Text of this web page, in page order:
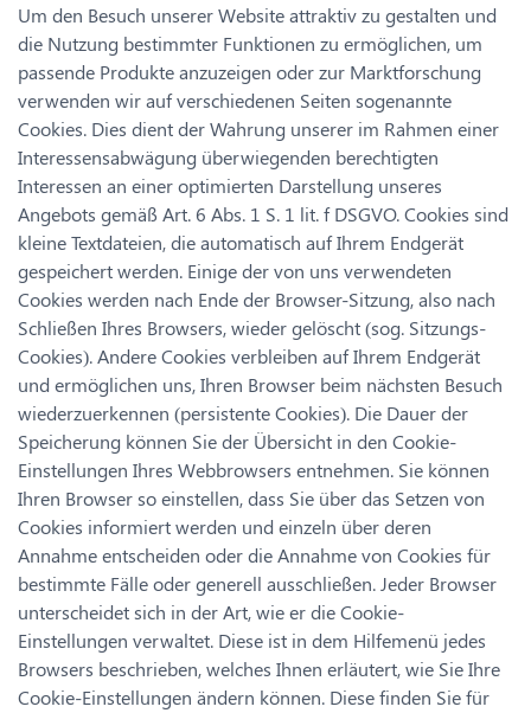
Um den Besuch unserer Website attraktiv zu gestalten und
die Nutzung bestimmter Funktionen zu ermöglichen, um
passende Produkte anzuzeigen oder zur Marktforschung
verwenden wir auf verschiedenen Seiten sogenannte
Cookies. Dies dient der Wahrung unserer im Rahmen einer
Interessensabwägung überwiegenden berechtigten
Interessen an einer optimierten Darstellung unseres
Angebots gemäß Art. 6 Abs. 1 S. 1 lit. f DSGVO. Cookies sind
kleine Textdateien, die automatisch auf Ihrem Endgerät
gespeichert werden. Einige der von uns verwendeten
Cookies werden nach Ende der Browser-Sitzung, also nach
Schließen Ihres Browsers, wieder gelöscht (sog. Sitzungs-
Cookies). Andere Cookies verbleiben auf Ihrem Endgerät
und ermöglichen uns, Ihren Browser beim nächsten Besuch
wiederzuerkennen (persistente Cookies). Die Dauer der
Speicherung können Sie der Übersicht in den Cookie-
Einstellungen Ihres Webbrowsers entnehmen. Sie können
Ihren Browser so einstellen, dass Sie über das Setzen von
Cookies informiert werden und einzeln über deren
Annahme entscheiden oder die Annahme von Cookies für
bestimmte Fälle oder generell ausschließen. Jeder Browser
unterscheidet sich in der Art, wie er die Cookie-
Einstellungen verwaltet. Diese ist in dem Hilfemenü jedes
Browsers beschrieben, welches Ihnen erläutert, wie Sie Ihre
Cookie-Einstellungen ändern können. Diese finden Sie für